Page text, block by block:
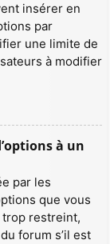
insérer en
par
une limite de
à modifier
à un
par les
que vous
trop restreint,
forum s’il est